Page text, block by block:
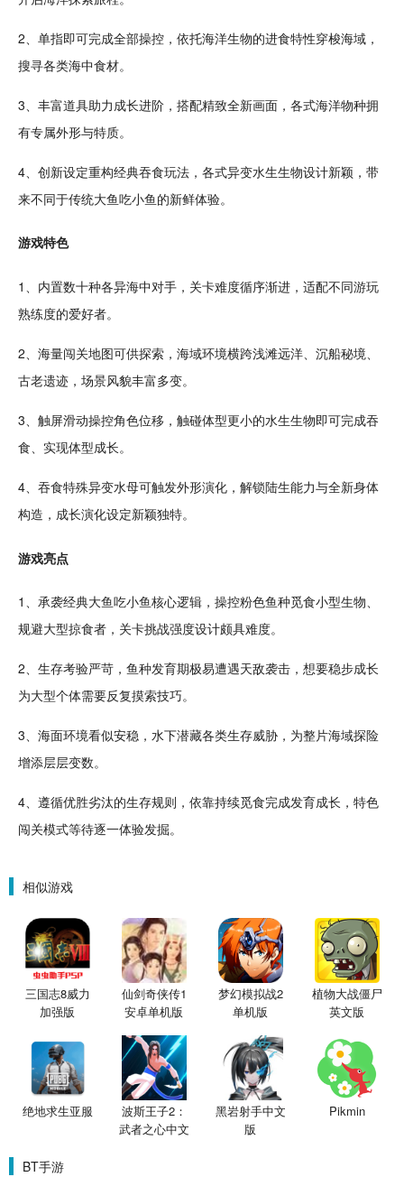
2、单指即可完成全部操控，依托海洋生物的进食特性穿梭海域，
搜寻各类海中食材。
3、丰富道具助力成长进阶，搭配精致全新画面，各式海洋物种拥
有专属外形与特质。
4、创新设定重构经典吞食玩法，各式异变水生生物设计新颖，带
来不同于传统大鱼吃小鱼的新鲜体验。
游戏特色
1、内置数十种各异海中对手， 关卡难度循序渐进，适配不同游玩
熟练度的爱好者。
2、海量闯关地图可供探索，海域环境横跨浅滩远洋、沉船秘境、
古老遗迹，场景风貌丰富多变。
3、触屏滑动操控角色位移，触碰体型更小的水生生物即可完成吞
食、实现体型成长。
4、吞食特殊异变水母可触发外形演化， 解锁陆生能力与全新身体
构造，成长演化设定新颖独特。
游戏亮点
1、承袭经典大鱼吃小鱼核心逻辑 ，操控粉色鱼种觅食小型生物、
规避大型掠食者，关卡挑战强度设计颇具难度。
2、 生存考验严苛，鱼种发育期极易遭遇天敌袭击，想要稳步成长
为大型个体需要反复摸索技巧。
3、海面环境看似安稳，水下潜藏各类生存威胁，为整片海域探险
增添层层变数。
4、遵循优胜劣汰的生存规则，依靠持续觅食完成发育成长，特色
闯关模式等待逐一体验发掘。
相似游戏
三国志8威力
加强版
仙剑奇侠传1
安卓单机版
梦幻模拟战2
单机版
植物大战僵尸
英文版
绝地求生亚服
波斯王子2：
武者之心中文
黑岩射手中文
版
Pikmin
BT手游